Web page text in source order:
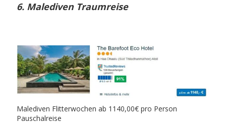
6. Malediven Traumreise
Malediven Flitterwochen ab 1140,00€ pro Person
Pauschalreise